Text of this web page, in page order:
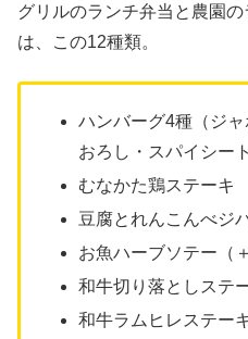
グリルのランチ弁当と農園
は、この12種類。
ハンバーグ4種（ジ
おろし・スパイシー
むなかた鶏ステーキ
豆腐とれんこんべジ
お魚ハーブソテー（
和牛切り落としステ
和牛ラムヒレステー